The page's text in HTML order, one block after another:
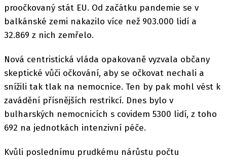
proočkovaný stát EU. Od začátku pandemie se v
balkánské zemi nakazilo více než 903.000 lidí a
32.869 z nich zemřelo.
Nová centristická vláda opakovaně vyzvala občany
skeptické vůči očkování, aby se očkovat nechali a
snížili tak tlak na nemocnice. Ten by pak mohl vést k
zavádění přísnějších restrikcí. Dnes bylo v
bulharských nemocnicích s covidem 5300 lidí, z toho
692 na jednotkách intenzivní péče.
Kvůli poslednímu prudkému nárůstu počtu